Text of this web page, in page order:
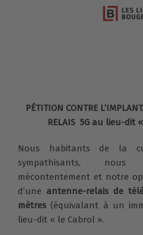
PÉTITION CONTRE
RELAIS 5G au lieu-dit
Nous habitants de la
sympathisants,
mécontentement et notre
d’une antenne-relais de
mètres (équivalant à un
lieu-dit « le Cabrol ».